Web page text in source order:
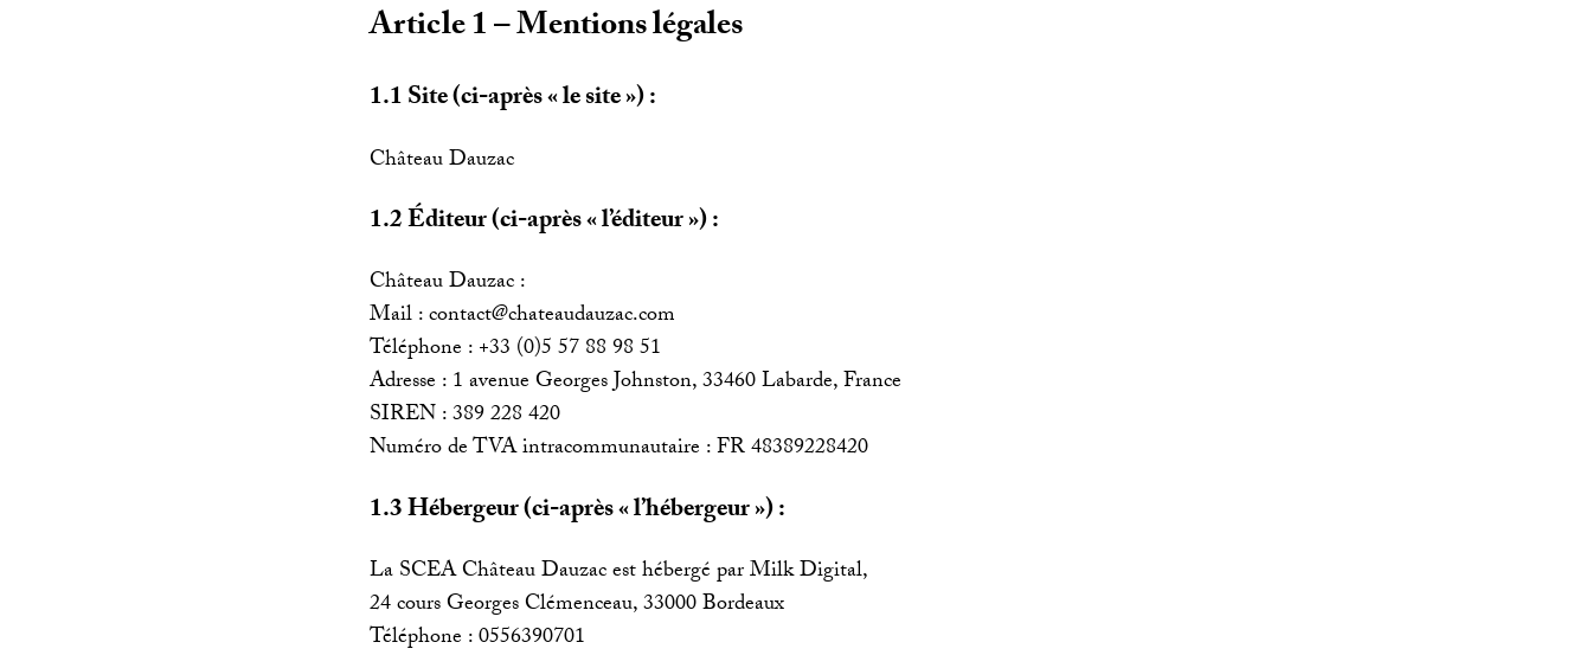
Article 1 – Mentions légales
1.1 Site (ci-après « le site ») :
Château Dauzac
1.2 Éditeur (ci-après « l’éditeur ») :
Château Dauzac :
Mail : contact@chateaudauzac.com
Téléphone : +33 (0)5 57 88 98 51
Adresse : 1 avenue Georges Johnston, 33460 Labarde, France
SIREN : 389 228 420
Numéro de TVA intracommunautaire : FR 48389228420
1.3 Hébergeur (ci-après « l’hébergeur ») :
La SCEA Château Dauzac est hébergé par Milk Digital,
24 cours Georges Clémenceau, 33000 Bordeaux
Téléphone : 0556390701